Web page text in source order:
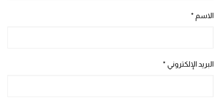
الاسم *
البريد الإلكتروني *